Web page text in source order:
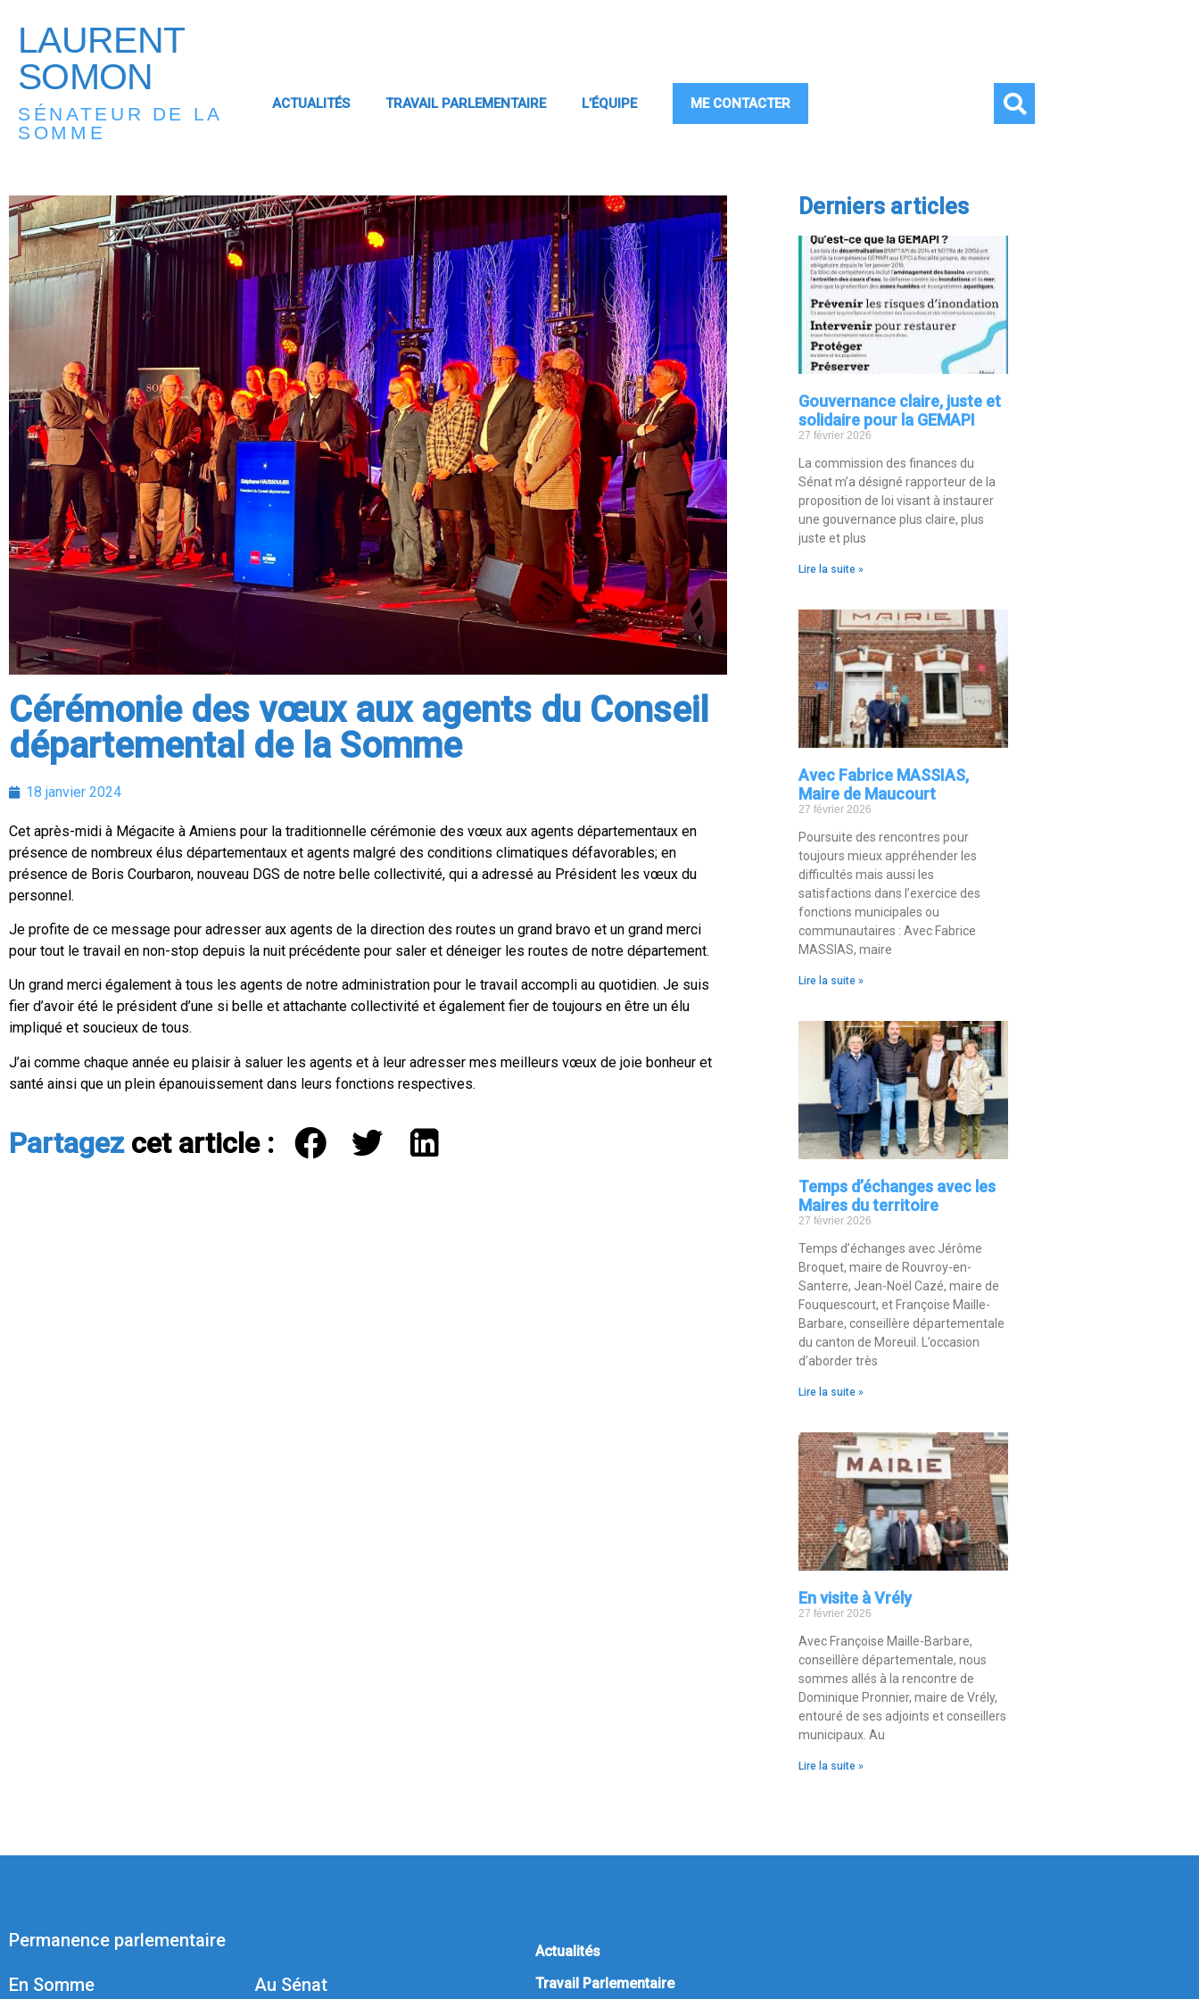
LAURENT
SOMON
SÉNATEUR DE LA
SOMME
ACTUALITÉS TRAVAIL PARLEMENTAIRE L’ÉQUIPE ME CONTACTER
Cérémonie des vœux aux agents du Conseil
départemental de la Somme
18 janvier 2024
Cet après-midi à Mégacite à Amiens pour la traditionnelle cérémonie des vœux aux agents départementaux en
présence de nombreux élus départementaux et agents malgré des conditions climatiques défavorables; en
présence de Boris Courbaron, nouveau DGS de notre belle collectivité, qui a adressé au Président les vœux du
personnel.
Je profite de ce message pour adresser aux agents de la direction des routes un grand bravo et un grand merci
pour tout le travail en non-stop depuis la nuit précédente pour saler et déneiger les routes de notre département.
Un grand merci également à tous les agents de notre administration pour le travail accompli au quotidien. Je suis
fier d’avoir été le président d’une si belle et attachante collectivité et également fier de toujours en être un élu
impliqué et soucieux de tous.
J’ai comme chaque année eu plaisir à saluer les agents et à leur adresser mes meilleurs vœux de joie bonheur et
santé ainsi que un plein épanouissement dans leurs fonctions respectives.
Partagezcet article :
Derniers articles
Gouvernance claire, juste et
solidaire pour la GEMAPI
27 février 2026
La commission des finances du
Sénat m’a désigné rapporteur de la
proposition de loi visant à instaurer
une gouvernance plus claire, plus
juste et plus
Lire la suite »
Avec Fabrice MASSIAS,
Maire de Maucourt
27 février 2026
Poursuite des rencontres pour
toujours mieux appréhender les
difficultés mais aussi les
satisfactions dans l’exercice des
fonctions municipales ou
communautaires : Avec Fabrice
MASSIAS, maire
Lire la suite »
Temps d’échanges avec les
Maires du territoire
27 février 2026
Temps d’échanges avec Jérôme
Broquet, maire de Rouvroy-en-
Santerre, Jean-Noël Cazé, maire de
Fouquescourt, et Françoise Maille-
Barbare, conseillère départementale
du canton de Moreuil. L’occasion
d’aborder très
Lire la suite »
En visite à Vrély
27 février 2026
Avec Françoise Maille-Barbare,
conseillère départementale, nous
sommes allés à la rencontre de
Dominique Pronnier, maire de Vrély,
entouré de ses adjoints et conseillers
municipaux. Au
Lire la suite »
Permanence parlementaire
En Somme Au Sénat
Actualités
Travail Parlementaire